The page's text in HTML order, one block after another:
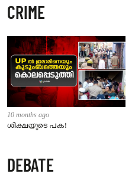
CRIME
10 months ago
ശിക്ഷയുടെ പക!
DEBATE